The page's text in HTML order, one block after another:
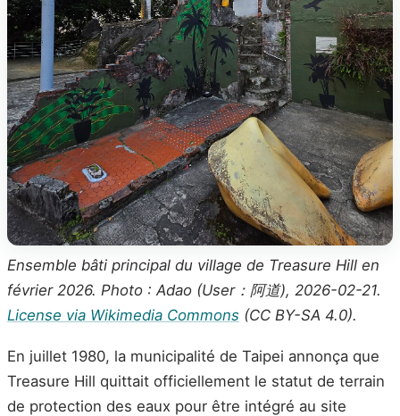
Ensemble bâti principal du village de Treasure Hill en
février 2026. Photo : Adao (User：阿道), 2026-02-21.
License via Wikimedia Commons (CC BY-SA 4.0).
En juillet 1980, la municipalité de Taipei annonça que
Treasure Hill quittait officiellement le statut de terrain
de protection des eaux pour être intégré au site